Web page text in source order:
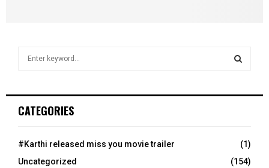
h
o
:
CATEGORIES
#Karthi released miss you movie trailer
(1)
Uncategorized
(154)